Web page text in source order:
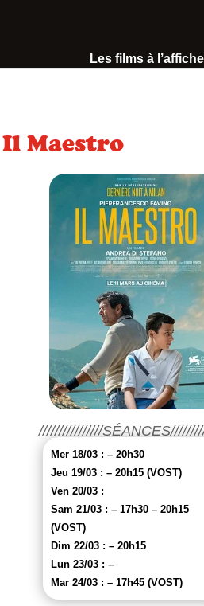
Les films à l’affiche
Il Maestro
////////////////
Mer 18/03 : – 20h30
Jeu 19/03 : – 20h15 (VOST)
Ven 20/03 :
Sam 21/03 : – 17h30 – 20h15
(VOST)
Dim 22/03 : – 20h15
Lun 23/03 : –
Mar 24/03 : – 17h45 (VOST)